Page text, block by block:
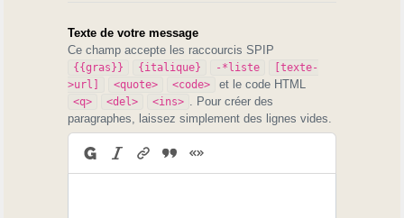
Texte de votre message
Ce champ accepte les raccourcis SPIP
{{gras}} {italique} -*liste
[texte-
>url]
<quote> <code> et le code HTML
<q> <del> <ins> . Pour créer des
paragraphes, laissez simplement des lignes vides.